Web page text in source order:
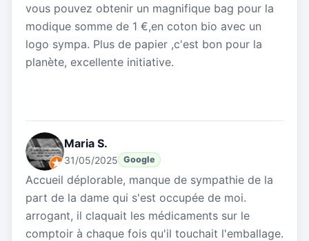
vous pouvez obtenir un magnifique bag pour la
modique somme de 1 €,en coton bio avec un
logo sympa. Plus de papier ,c'est bon pour la
planète, excellente initiative.
Maria S.
31/05/2025 Google
Accueil déplorable, manque de sympathie de la
part de la dame qui s'est occupée de moi.
arrogant, il claquait les médicaments sur le
comptoir à chaque fois qu'il touchait l'emballage.